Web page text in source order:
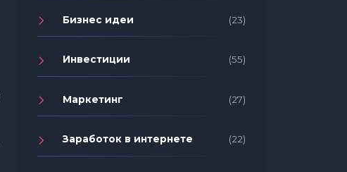
Бизнес идеи (23)
Инвестиции (55)
Маркетинг (27)
Заработок в интернете (22)